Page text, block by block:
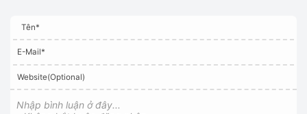
Tên*
E-Mail*
Website(Optional)